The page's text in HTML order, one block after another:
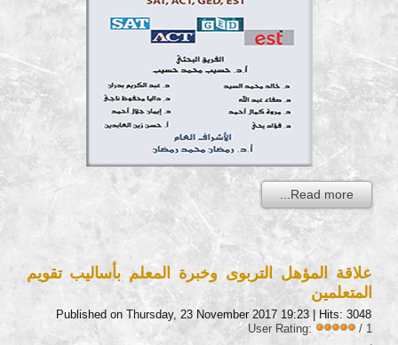
Read more...
علاقة المؤهل التربوى وخبرة المعلم بأساليب تقويم
المتعلمين
Published on Thursday, 23 November 2017 19:23| Hits: 3048
User Rating:
/ 1